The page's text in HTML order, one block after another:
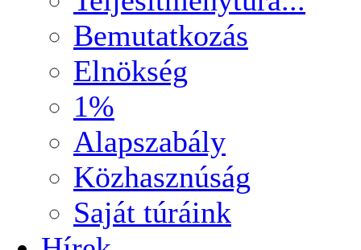
Bemutatkozás
Elnökség
1%
Alapszabály
Közhasznúság
Saját túráink